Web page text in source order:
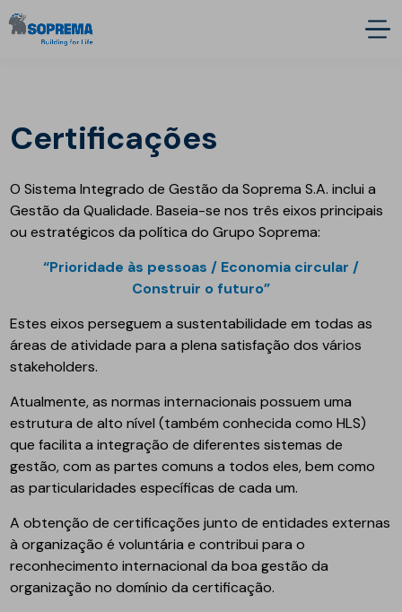
Certificações
O Sistema Integrado de Gestão da Soprema S.A. inclui a
Gestão da Qualidade. Baseia-se nos três eixos principais
ou estratégicos da política do Grupo Soprema:
“Prioridade às pessoas / Economia circular /
Construir o futuro”
Estes eixos perseguem a sustentabilidade em todas as
áreas de atividade para a plena satisfação dos vários
stakeholders.
Atualmente, as normas internacionais possuem uma
estrutura de alto nível (também conhecida como HLS)
que facilita a integração de diferentes sistemas de
gestão, com as partes comuns a todos eles, bem como
as particularidades específicas de cada um.
A obtenção de certificações junto de entidades externas
à organização é voluntária e contribui para o
reconhecimento internacional da boa gestão da
organização no domínio da certificação.